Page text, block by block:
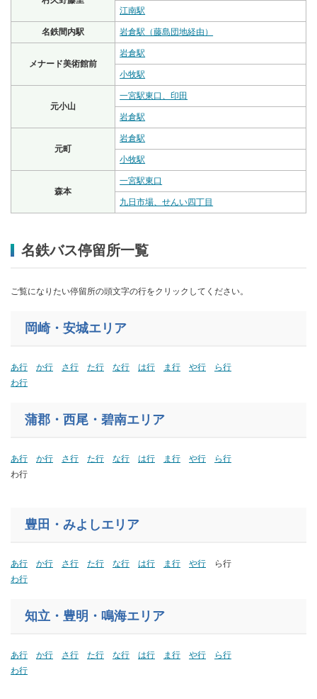
江南駅
名鉄間内駅 岩倉駅（藤島団地経由）
メナード美術館前
岩倉駅
小牧駅
元小山
一宮駅東口、印田
岩倉駅
元町
岩倉駅
小牧駅
森本
一宮駅東口
九日市場、せんい四丁目
名鉄バス停留所一覧
ご覧になりたい停留所の頭文字の行をクリックしてください。
岡崎・安城エリア
あ行 か行 さ行 た行 な行 は行 ま行 や行
ら行
わ行
蒲郡・西尾・碧南エリア
あ行 か行 さ行 た行 な行 は行 ま行 や行
ら行
わ行
豊田・みよしエリア
あ行 か行 さ行 た行 な行 は行 ま行 や行 ら行
わ行
知立・豊明・鳴海エリア
あ行 か行 さ行 た行 な行 は行 ま行 や行
ら行
わ行